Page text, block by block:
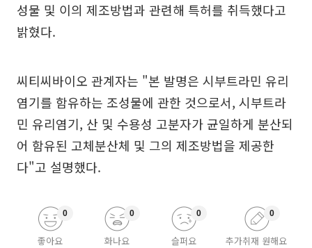
성물 및 이의 제조방법과 관련해 특허를 취득했다고
밝혔다.
씨티씨바이오 관계자는 "본 발명은 시부트라민 유리
염기를 함유하는 조성물에 관한 것으로서, 시부트라
민 유리염기, 산 및 수용성 고분자가 균일하게 분산되
어 함유된 고체분산체 및 그의 제조방법을 제공한
다"고 설명했다.
좋아요
0
화나요
0
슬퍼요
0
추가취재 원해요
0